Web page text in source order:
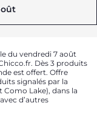
prévenir
du vendredi 7 août
Dès 3 produits
est offert. Offre
signalés par la
Como Lake), dans la
d’autres